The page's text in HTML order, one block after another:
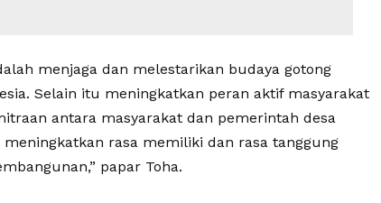
menjaga dan melestarikan budaya gotong
Selain itu meningkatkan peran aktif masyarakat
antara masyarakat dan pemerintah desa
rasa memiliki dan rasa tanggung
papar Toha.